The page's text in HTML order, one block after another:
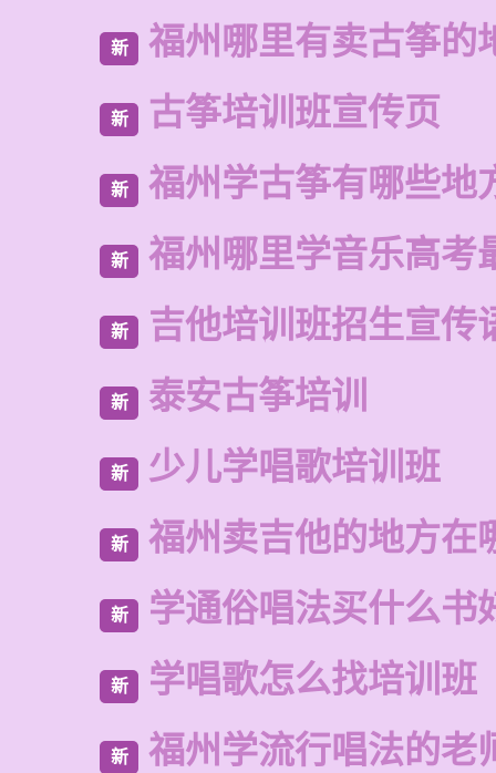
新 福州哪里有卖古筝的
新 古筝培训班宣传页
新 福州学古筝有哪些地
新 福州哪里学音乐高考
新 吉他培训班招生宣传
新 泰安古筝培训
新 少儿学唱歌培训班
新 福州卖吉他的地方在
新 学通俗唱法买什么书
新 学唱歌怎么找培训班
新 福州学流行唱法的老